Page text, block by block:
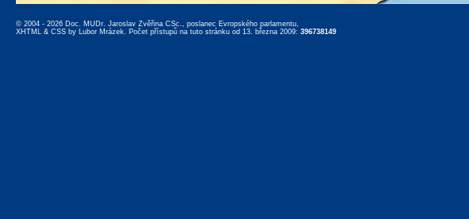
© 2004 - 2026 Doc. MUDr. Jaroslav Zvěřina CSc., poslanec Evropského parlamentu,
XHTML & CSS by Lubor Mrázek. Počet přístupů na tuto stránku od 13. března 2009: 396738149